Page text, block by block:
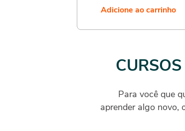
Adicione ao carrinho
Para você que
aprender algo novo,